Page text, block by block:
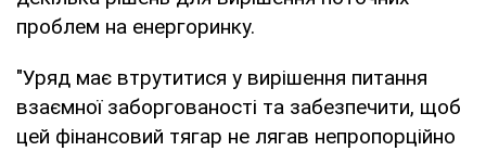
проблем на енергоринку.
"Уряд має втрутитися у вирішення питання
взаємної заборгованості та забезпечити, щоб
цей фінансовий тягар не лягав непропорційно